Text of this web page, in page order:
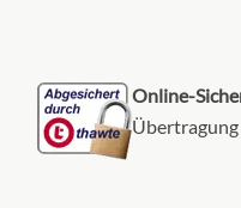
Online-